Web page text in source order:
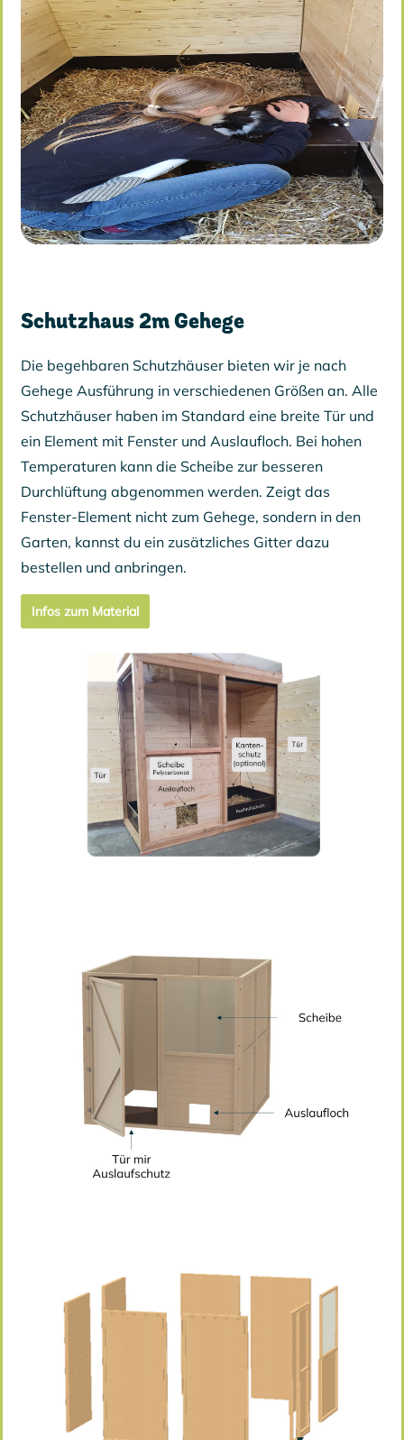
Schutzhaus 2m Gehege
Die begehbaren Schutzhäuser bieten wir je nach
Gehege Ausführung in verschiedenen Größen an. Alle
Schutzhäuser haben im Standard eine breite Tür und
ein Element mit Fenster und Auslaufloch. Bei hohen
Temperaturen kann die Scheibe zur besseren
Durchlüftung abgenommen werden. Zeigt das
Fenster-Element nicht zum Gehege, sondern in den
Garten, kannst du ein zusätzliches Gitter dazu
bestellen und anbringen.
Infos zum Material